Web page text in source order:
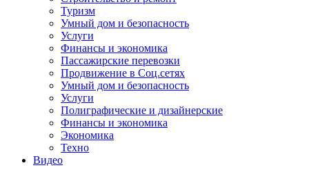
Туризм
Умный дом и безопасность
Услуги
Финансы и экономика
Пассажирские перевозки
Продвижение в Соц.сетях
Умный дом и безопасность
Услуги
Полиграфические и дизайнерские
Финансы и экономика
Экономика
Техно
Видео